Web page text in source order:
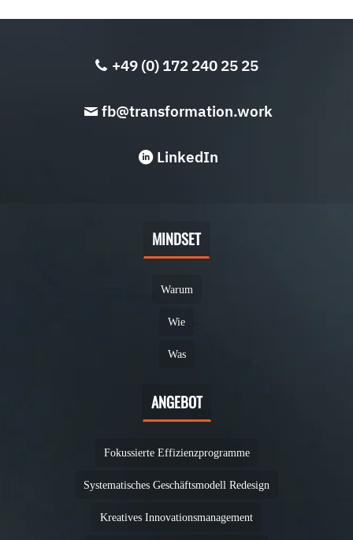
+49 (0) 172 240 25 25
fb@transformation.work
LinkedIn
MINDSET
Warum
Wie
Was
ANGEBOT
Fokussierte Effizienzprogramme
Systematisches Geschäftsmodell Redesign
Kreatives Innovationsmanagement